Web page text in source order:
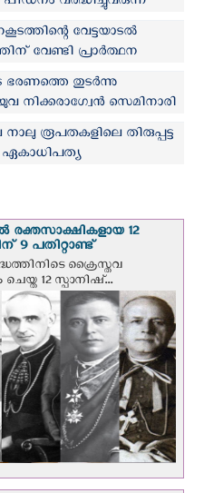
പുറത്തുവിട്ട് ഐ‌സി‌സി
വേട്ടയാടല്‍
വേണ്ടി പ്രാര്‍ത്ഥന
അറസ്റ്റ് ചെയ്തു
ഭരണത്തെ തുടര്‍ന്നു
നിക്കരാഗ്വേൻ സെമിനാരി
സ്വീകരിച്ചു
നാലു രൂപതകളിലെ തിരുപ്പട്ട
രക്തസാക്ഷികളായ 12
9 പതിറ്റാണ്ട്
ക്രൈസ്തവ
12 സ്പാനിഷ്...